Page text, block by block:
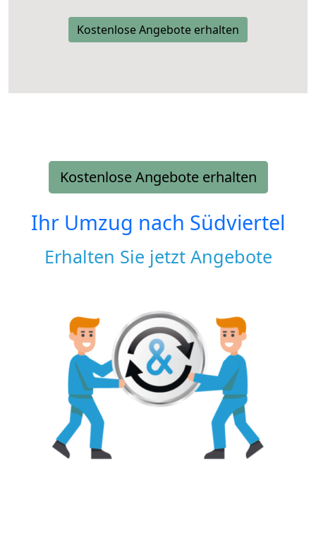
Kostenlose Angebote erhalten
Kostenlose Angebote erhalten
Ihr Umzug nach Südviertel
Erhalten Sie jetzt Angebote